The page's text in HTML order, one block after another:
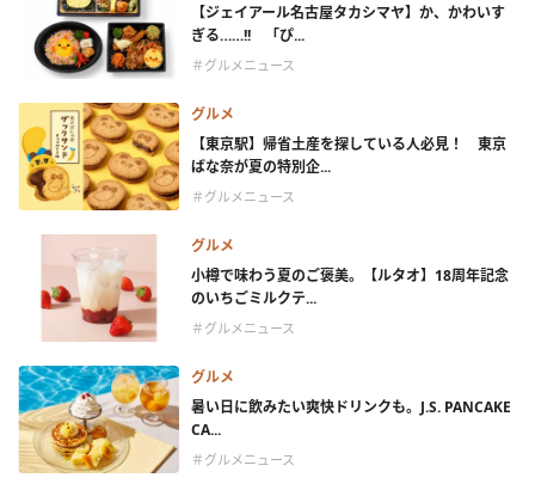
【ジェイアール名古屋タカシマヤ】か、かわいす
ぎる……!! 「ぴ...
＃グルメニュース
グルメ
【東京駅】帰省土産を探している人必見！ 東京
ばな奈が夏の特別企...
＃グルメニュース
グルメ
小樽で味わう夏のご褒美。【ルタオ】18周年記念
のいちごミルクテ...
＃グルメニュース
グルメ
暑い日に飲みたい爽快ドリンクも。J.S. PANCAKE
CA...
＃グルメニュース